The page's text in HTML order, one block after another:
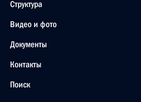
Структура
Видео и фото
Документы
Контакты
Поиск